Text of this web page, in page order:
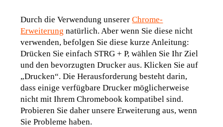
Durch die Verwendung unserer Chrome-
Erweiterung natürlich. Aber wenn Sie diese nicht
verwenden, befolgen Sie diese kurze Anleitung:
Drücken Sie einfach STRG + P, wählen Sie Ihr Ziel
und den bevorzugten Drucker aus. Klicken Sie auf
„Drucken“. Die Herausforderung besteht darin,
dass einige verfügbare Drucker möglicherweise
nicht mit Ihrem Chromebook kompatibel sind.
Probieren Sie daher unsere Erweiterung aus, wenn
Sie Probleme haben.